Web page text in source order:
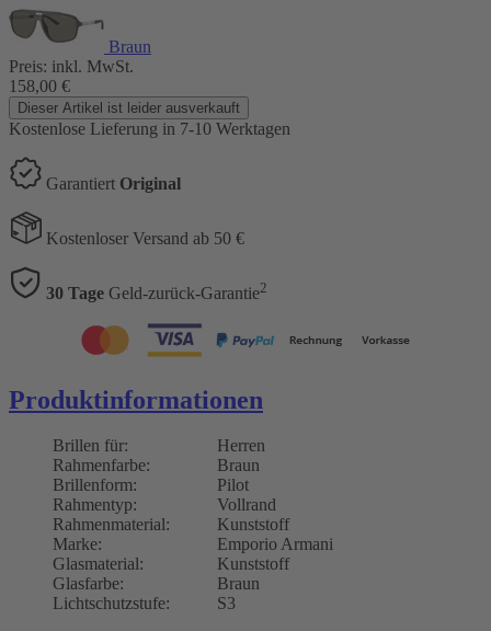
Braun
Preis: inkl. MwSt.
158,00 €
Dieser Artikel ist leider ausverkauft
Kostenlose Lieferung in 7-10 Werktagen
Garantiert Original
Kostenloser Versand ab 50 €
30 Tage Geld-zurück-Garantie2
Produktinformationen
Brillen für:
Herren
Rahmenfarbe:
Braun
Brillenform:
Pilot
Rahmentyp:
Vollrand
Rahmenmaterial:
Kunststoff
Marke:
Emporio Armani
Glasmaterial:
Kunststoff
Glasfarbe:
Braun
Lichtschutzstufe:
S3